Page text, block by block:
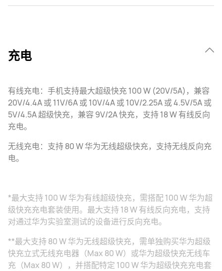
充电
有线充电：手机支持最大超级快充 100 W (20V/5A)，兼容
20V/4.4A 或 11V/6A 或 10V/4A 或 10V/2.25A 或 4.5V/5A 或
5V/4.5A 超级快充，兼容 9V/2A 快充，支持 18 W 有线反向
充电。
无线充电：支持 80 W 华为无线超级快充，支持无线反向充
电。
*最大支持 100 W 华为有线超级快充，需搭配 100 W 华为超
级快充充电套装使用。最大支持 18 W 有线反向充电，支持
对通过华为实验室测试的设备进行反向充电。
**最大支持 80 W 华为无线超级快充，需单独购买华为超级
快充立式无线充电器（Max 80 W）或华为超级快充无线车
充（Max 80 W），并搭配特定 100 W 华为超级快充充电套